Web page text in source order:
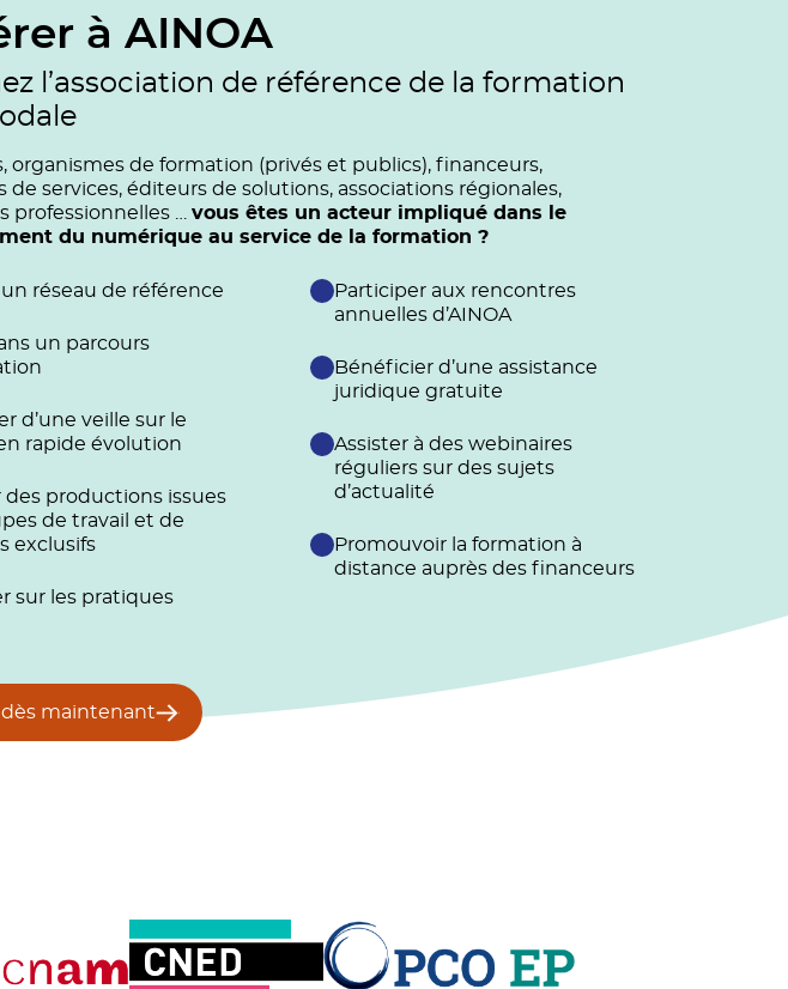
à AINOA
l’association de référence de la formation
organismes de formation (privés et publics), financeurs,
de services, éditeurs de solutions, associations régionales,
professionnelles … vous êtes un acteur impliqué dans le
du numérique au service de la formation ?
réseau de référence
un parcours
d’une veille sur le
rapide évolution
des productions issues
de travail et de
exclusifs
sur les pratiques
Participer aux rencontres
annuelles d’AINOA
Bénéficier d’une assistance
juridique gratuite
Assister à des webinaires
réguliers sur des sujets
d’actualité
Promouvoir la formation à
distance auprès des financeurs
maintenant